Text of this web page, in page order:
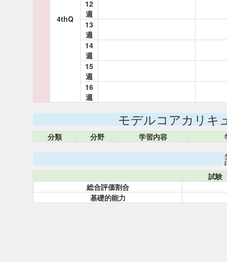
4thQ
12
週
13
週
14
週
15
週
16
週
モデルコアカリキ
分類 分野 学習内容
試験
総合評価割合
基礎的能力